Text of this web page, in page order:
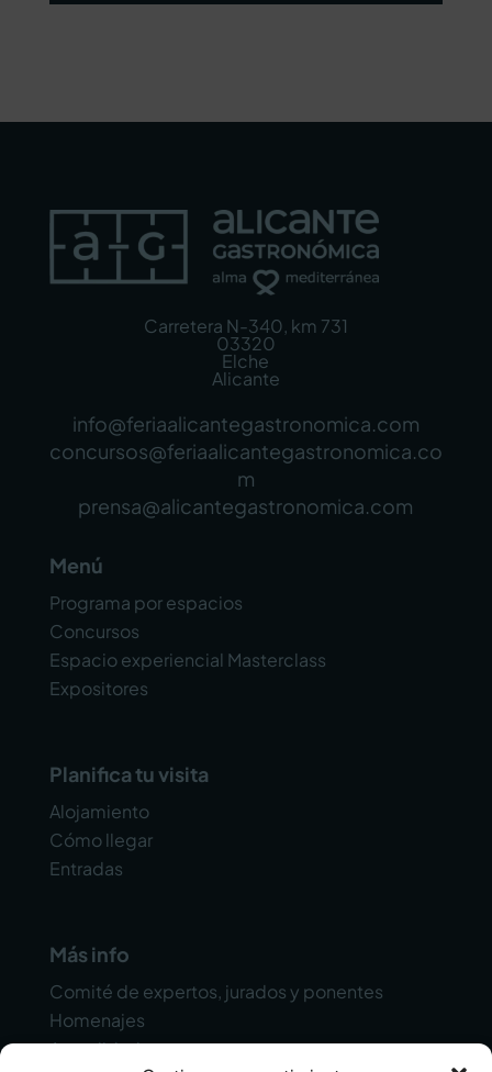
Carretera N-340, km 731
03320
Elche
Alicante
info@feriaalicantegastronomica.com
concursos@feriaalicantegastronomica.co
m
prensa@alicantegastronomica.com
Menú
Programa por espacios
Concursos
Espacio experiencial Masterclass
Expositores
Planifica tu visita
Alojamiento
Cómo llegar
Entradas
Más info
Comité de expertos, jurados y ponentes
Homenajes
Actualidad